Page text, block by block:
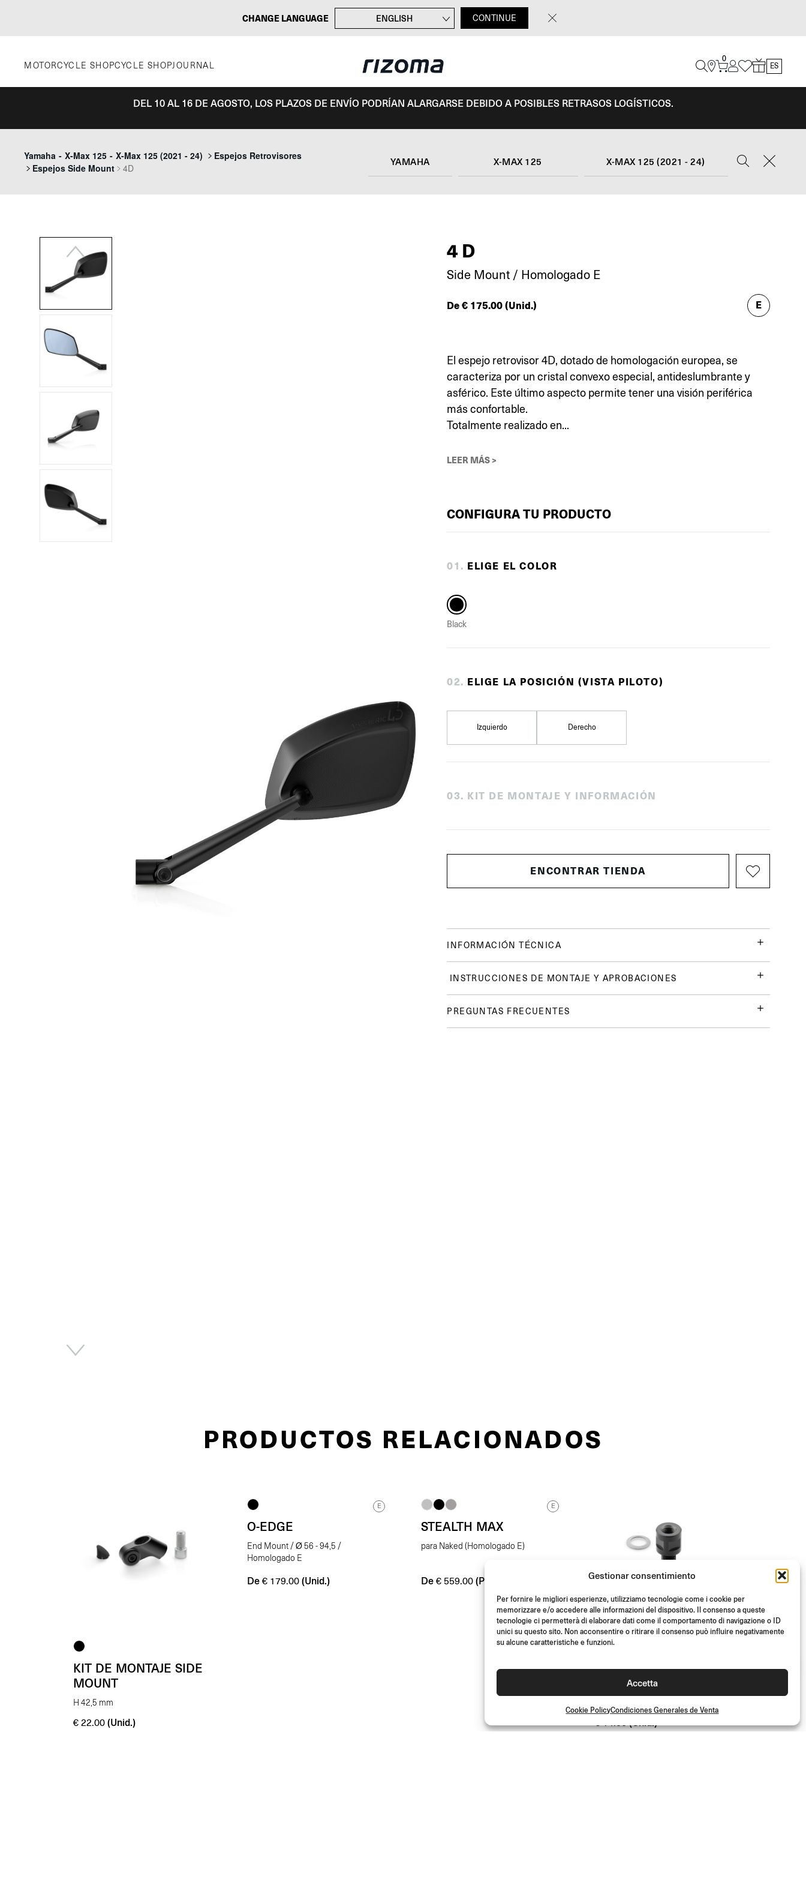
Gestionar consentimiento
Per fornire le migliori esperienze, utilizziamo tecnologie come i cookie per
memorizzare e/o accedere alle informazioni del dispositivo. Il consenso a queste
tecnologie ci permetterà di elaborare dati come il comportamento di navigazione o ID
unici su questo sito. Non acconsentire o ritirare il consenso può influire negativamente
su alcune caratteristiche e funzioni.
Accetta
Cookie PolicyCondiciones Generales de Venta
CHANGE LANGUAGE
ENGLISH
DEUTSCH
CONTINUE
MOTORCYCLE SHOPCYCLE SHOPJOURNAL
0
ES
DEL 10 AL 16 DE AGOSTO, LOS PLAZOS DE ENVÍO PODRÍAN ALARGARSE DEBIDO A POSIBLES RETRASOS LOGÍSTICOS.
Yamaha - X-Max 125 - X-Max 125 (2021 - 24)
Espejos Retrovisores
Espejos Side Mount
4D
YAMAHA X-MAX 125 X-MAX 125 (2021 - 24)
Previous
4D
Side Mount / Homologado E
De€ 175.00(Unid.) E
El espejo retrovisor 4D, dotado de homologación europea, se
caracteriza por un cristal convexo especial, antideslumbrante y
asférico. Este último aspecto permite tener una visión periférica
más confortable.
Totalmente realizado en...
LEER MÁS >
CONFIGURA TU PRODUCTO
01 . ELIGE EL COLOR
Black
02. ELIGE LA POSICIÓN (VISTA PILOTO)
Izquierdo Derecho
03. KIT DE MONTAJE Y INFORMACIÓN
ENCONTRAR TIENDA
INFORMACIÓN TÉCNICA
INSTRUCCIONES DE MONTAJE Y APROBACIONES
PREGUNTAS FRECUENTES
PRODUCTOS RELACIONADOS
KIT DE MONTAJE SIDE
MOUNT
H 42,5 mm
€ 22.00 (Unid.)
E
O-EDGE
End Mount / Ø 56 - 94,5 /
Homologado E
De € 179.00 (Unid.)
E
STEALTH MAX
para Naked (Homologado E)
De € 559.00 (Par)
KIT DE MONTAJE
DIRECT MOUNT
€14.00 (Unid.)